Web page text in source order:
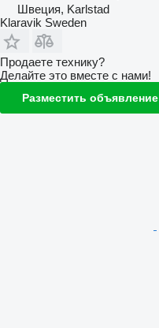
Швеция, Karlstad
Klaravik Sweden
Продаете технику?
Делайте это вместе с нами!
Разместить объявление